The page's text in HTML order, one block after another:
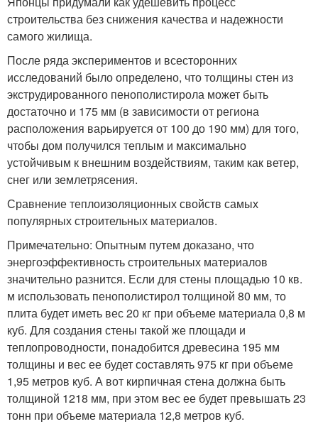
строительства без снижения качества и надежности
самого жилища.
После ряда экспериментов и всесторонних
исследований было определено, что толщины стен из
экструдированного пенополистирола может быть
достаточно и 175 мм (в зависимости от региона
расположения варьируется от 100 до 190 мм) для того,
чтобы дом получился теплым и максимально
устойчивым к внешним воздействиям, таким как ветер,
снег или землетрясения.
Сравнение теплоизоляционных свойств самых
популярных строительных материалов.
Примечательно: Опытным путем доказано, что
энергоэффективность строительных материалов
значительно разнится. Если для стены площадью 10 кв.
м использовать пенополистирол толщиной 80 мм, то
плита будет иметь вес 20 кг при объеме материала 0,8 м
куб. Для создания стены такой же площади и
теплопроводности, понадобится древесина 195 мм
толщины и вес ее будет составлять 975 кг при объеме
1,95 метров куб. А вот кирпичная стена должна быть
толщиной 1218 мм, при этом вес ее будет превышать 23
тонн при объеме материала 12,8 метров куб.